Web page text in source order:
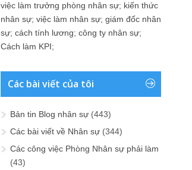
việc làm trưởng phòng nhân sự; kiến thức
nhân sự; việc làm nhân sự; giám đốc nhân
sự; cách tính lương; công ty nhân sự;
Cách làm KPI;
Các bài viết của tôi
Bản tin Blog nhân sự (443)
Các bài viết về Nhân sự (344)
Các công việc Phòng Nhân sự phải làm
(43)